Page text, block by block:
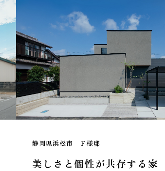
静岡県浜松市 Ｆ様邸
美しさと個性が共存する家